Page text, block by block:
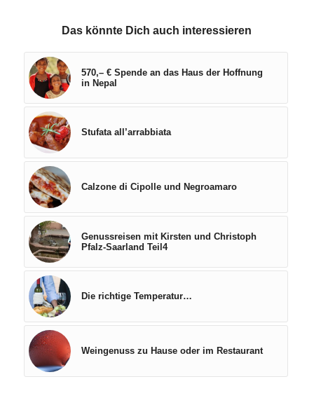
Das könnte Dich auch interessieren
570,– € Spende an das Haus der Hoffnung
in Nepal
Stufata all’arrabbiata
Calzone di Cipolle und Negroamaro
Genussreisen mit Kirsten und Christoph
Pfalz-Saarland Teil4
Die richtige Temperatur…
Weingenuss zu Hause oder im Restaurant